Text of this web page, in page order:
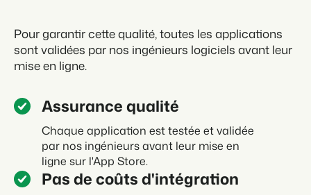
Pour garantir cette qualité, toutes les applications
sont validées par nos ingénieurs logiciels avant leur
mise en ligne.
Assurance qualité
Chaque application est testée et validée
par nos ingénieurs avant leur mise en
ligne sur l'App Store.
Pas de coûts d'intégration